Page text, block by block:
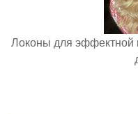
Локоны для эффектной